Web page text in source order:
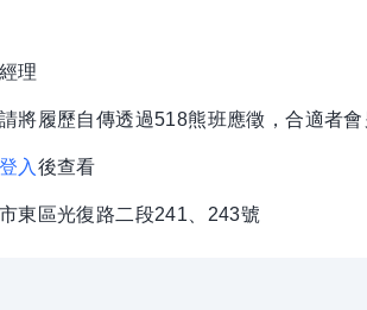
理
將履歷自傳透過518熊班應徵，合適者
登入 後查看
東區光復路二段241、243號